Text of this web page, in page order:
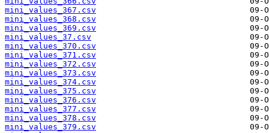
mini_values_367.csv
mini_values_368.csv
mini_values_369.csv
mini_values_37.csv
mini_values_370.csv
mini_values_371.csv
mini_values_372.csv
mini_values_373.csv
mini_values_374.csv
mini_values_375.csv
mini_values_376.csv
mini_values_377.csv
mini_values_378.csv
mini_values_379.csv